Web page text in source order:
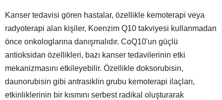
Kanser tedavisi gören hastalar, özellikle kemoterapi veya
radyoterapi alan kişiler, Koenzim Q10 takviyesi kullanmadan
önce onkologlarına danışmalıdır. CoQ10'un güçlü
antioksidan özellikleri, bazı kanser tedavilerinin etki
mekanizmasını etkileyebilir. Özellikle doksorubisin,
daunorubisin gibi antrasiklin grubu kemoterapi ilaçları,
etkinliklerinin bir kısmını serbest radikal oluşturarak